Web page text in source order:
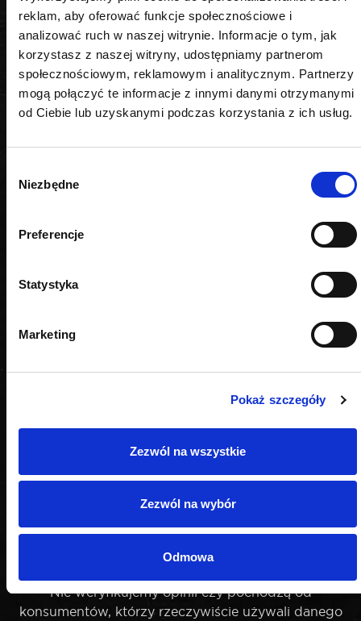
reklam, aby oferować funkcje społecznościowe i
analizować ruch w naszej witrynie. Informacje o tym, jak
korzystasz z naszej witryny, udostępniamy partnerom
społecznościowym, reklamowym i analitycznym. Partnerzy
mogą połączyć te informacje z innymi danymi otrzymanymi
od Ciebie lub uzyskanymi podczas korzystania z ich usług.
zgody
Niezbędne
Preferencje
Statystyka
Marketing
Pokaż szczegóły
Zezwól na wszystkie
Zezwól na wybór
Odmowa
PODOBNE PRODUKTY
OPINIE
Nie weryfikujemy opinii czy pochodzą od
konsumentów, którzy rzeczywiście używali danego